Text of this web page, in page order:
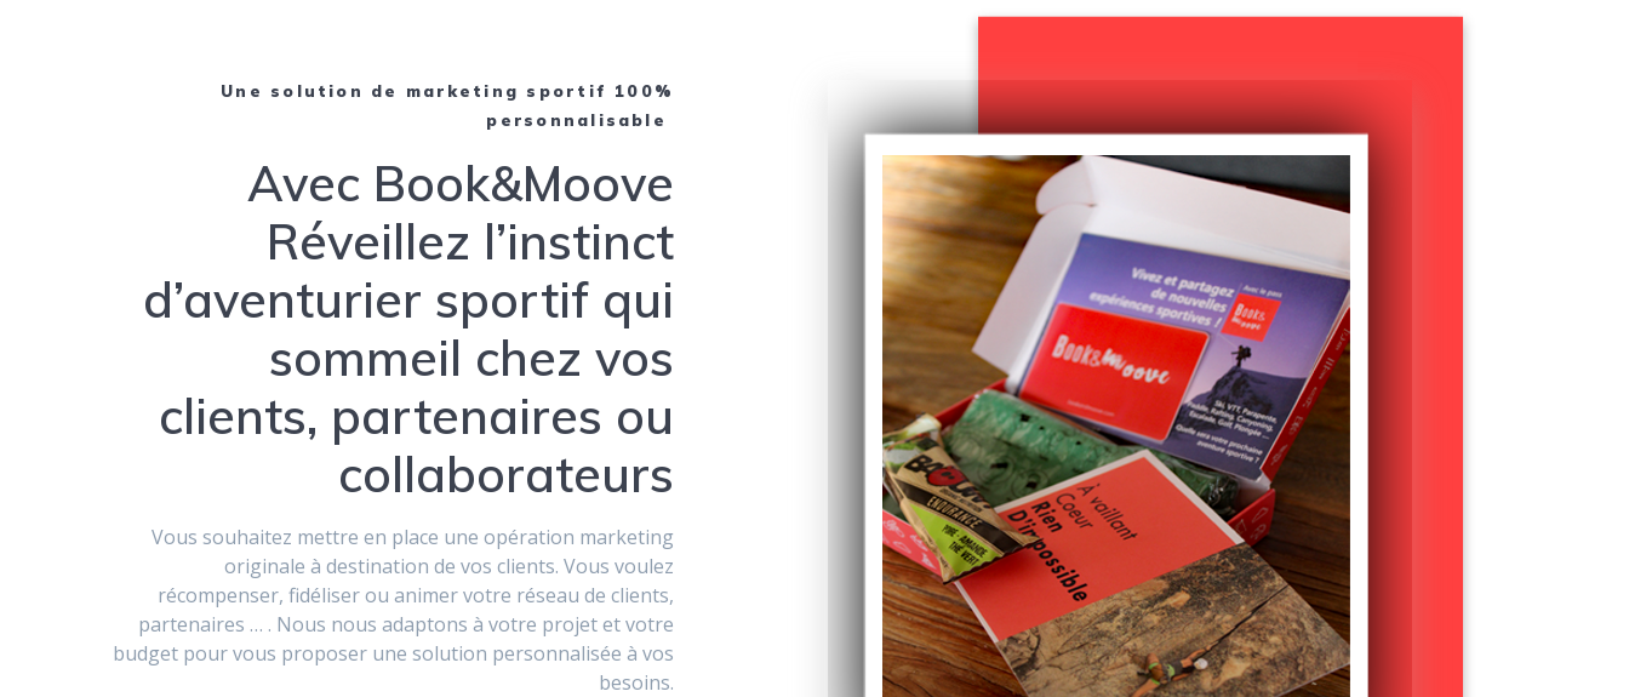
Une solution de marketing sportif 100%
personnalisable
Avec Book&Moove
Réveillez l’instinct
d’aventurier sportif qui
sommeil chez vos
clients, partenaires ou
collaborateurs
Vous souhaitez mettre en place une opération marketing
originale à destination de vos clients. Vous voulez
récompenser, fidéliser ou animer votre réseau de clients,
partenaires … . Nous nous adaptons à votre projet et votre
budget pour vous proposer une solution personnalisée à vos
besoins.